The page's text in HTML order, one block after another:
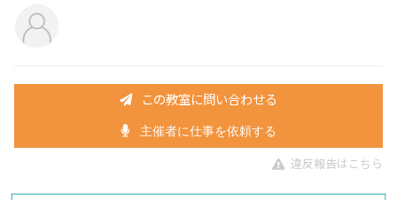
この教室に問い合わせる
主催者に仕事を依頼する
違反報告はこちら